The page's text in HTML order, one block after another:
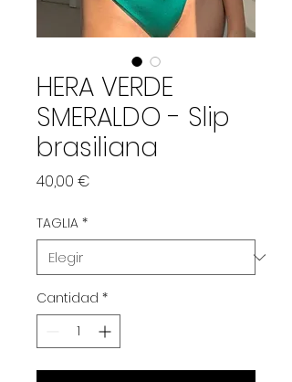
HERA VERDE
SMERALDO - Slip
brasiliana
40,00 €
TAGLIA *
Cantidad *